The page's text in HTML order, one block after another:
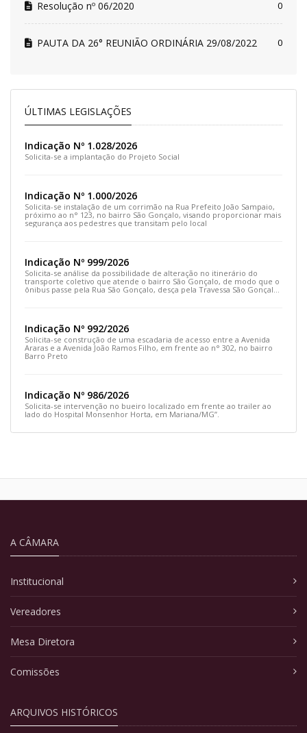
Resolução nº 06/2020 0
PAUTA DA 26° REUNIÃO ORDINÁRIA 29/08/2022 0
ÚLTIMAS LEGISLAÇÕES
Indicação Nº 1.028/2026
Solicita-se a implantação do Projeto Social
Indicação Nº 1.000/2026
Solicita-se instalação de um corrimão na Rua Prefeito João Sampaio,
próximo ao n° 123, no bairro São Gonçalo, visando proporcionar mais
segurança aos pedestres que transitam pelo local
Indicação Nº 999/2026
Solicita-se análise da possibilidade de alteração no itinerário do
transporte coletivo que atende o bairro São Gonçalo, de modo que o
ônibus passe pela Rua São Gonçalo, desça pela Travessa São Gonçalo
Indicação Nº 992/2026
Solicita-se construção de uma escadaria de acesso entre a Avenida
Araras e a Avenida João Ramos Filho, em frente ao n° 302, no bairro
Barro Preto
Indicação Nº 986/2026
Solicita-se intervenção no bueiro localizado em frente ao trailer ao
lado do Hospital Monsenhor Horta, em Mariana/MG”.
A CÂMARA
Institucional
Vereadores
Mesa Diretora
Comissões
ARQUIVOS HISTÓRICOS